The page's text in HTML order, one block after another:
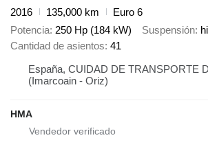
2016
135,000 km
Euro 6
Potencia 250 Hp (184 kW) Suspensión
Cantidad de asientos 41
España, CUIDAD DE TRANSPORTE
(Imarcoain - Oriz)
HMA